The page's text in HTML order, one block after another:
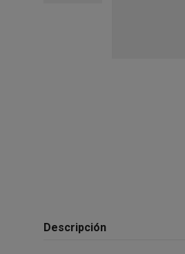
Descripción